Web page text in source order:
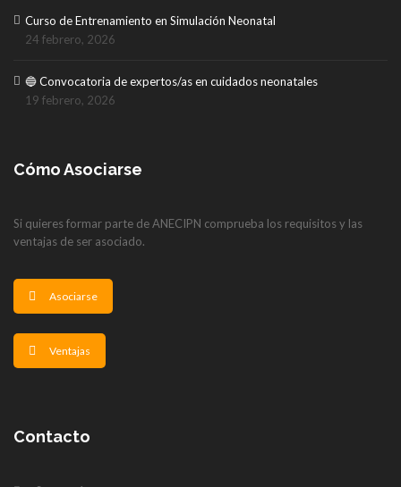
Curso de Entrenamiento en Simulación Neonatal
24 febrero, 2026
🔵 Convocatoria de expertos/as en cuidados neonatales
19 febrero, 2026
Cómo Asociarse
Si quieres formar parte de ANECIPN comprueba los requisitos y las
ventajas de ser asociado.
Asociarse
Ventajas
Contacto